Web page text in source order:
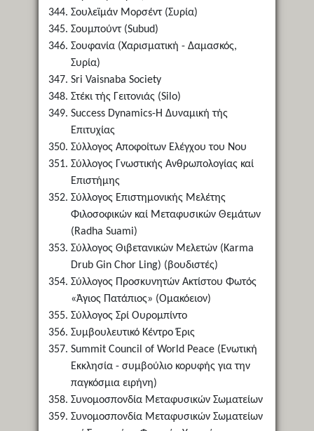
Σουλεϊμάν Μορσέντ (Συρία)
Σουμπούντ (Subud)
Σουφανία (Χαρισματική - Δαμασκός,
Συρία)
Sri Vaisnaba Society
Στέκι τής Γειτονιάς (Silo)
Success Dynamics-Η Δυναμική τής
Επιτυχίας
Σύλλογος Αποφοίτων Ελέγχου του Νου
Σύλλογος Γνωστικής Ανθρωπολογίας καί
Επιστήμης
Σύλλογος Επιστημονικής Μελέτης
Φιλοσοφικών καί Μεταφυσικών Θεμάτων
(Radha Suami)
Σύλλογος Θιβετανικών Μελετών (Karma
Drub Gin Chor Ling) (βουδιστές)
Σύλλογος Προσκυνητών Ακτίστου Φωτός
«Άγιος Πατάπιος» (Ομακόειον)
Σύλλογος Σρί Ουρομπίντο
Συμβουλευτικό Κέντρο Έρις
Summit Council of World Peace (Ενωτική
Εκκλησία - συμβούλιο κορυφής για την
παγκόσμια ειρήνη)
Συνομοσπονδία Μεταφυσικών Σωματείων
Συνομοσπονδία Μεταφυσικών Σωματείων